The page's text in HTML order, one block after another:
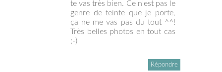
te vas très bien. Ce n'est pas le
genre de teinte que je porte,
ça ne me vas pas du tout ^^!
Très belles photos en tout cas
;-)
Répondre